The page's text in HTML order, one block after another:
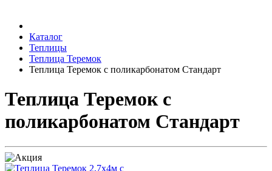
Каталог
Теплицы
Теплица Теремок
Теплица Теремок с поликарбонатом Стандарт
Теплица Теремок с
поликарбонатом Стандарт